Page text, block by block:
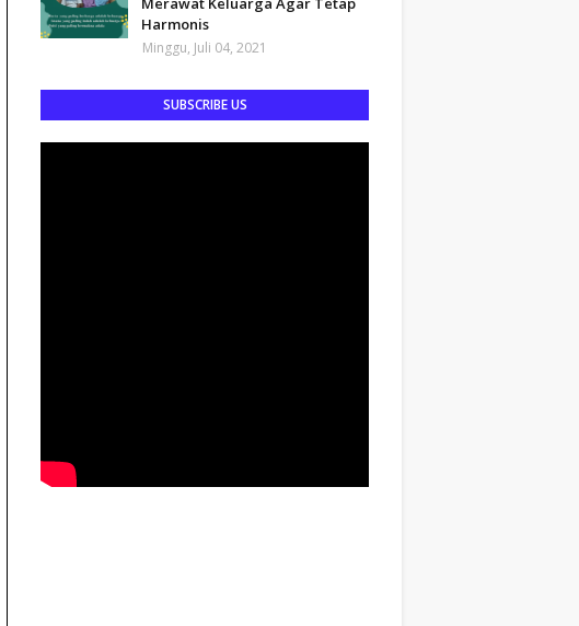
Harmonis
Minggu, Juli 04, 2021
SUBSCRIBE US